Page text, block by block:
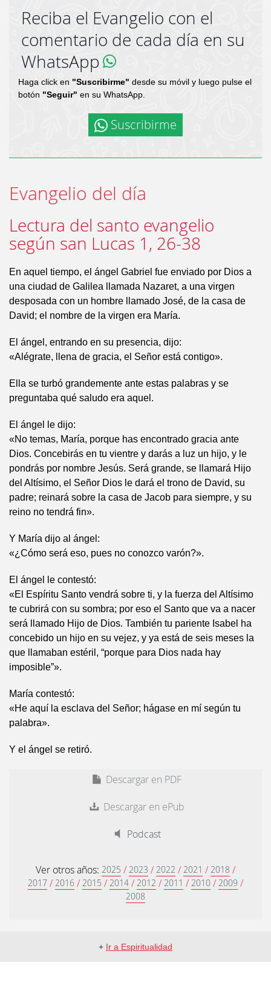
Reciba el Evangelio con el
comentario de cada día en su
WhatsApp
Haga click en "Suscribirme" desde su móvil y luego pulse el
botón "Seguir" en su WhatsApp.
Suscribirme
Evangelio del día
Lectura del santo evangelio
según san Lucas 1, 26-38
En aquel tiempo, el ángel Gabriel fue enviado por Dios a
una ciudad de Galilea llamada Nazaret, a una virgen
desposada con un hombre llamado José, de la casa de
David; el nombre de la virgen era María.
El ángel, entrando en su presencia, dijo:
«Alégrate, llena de gracia, el Señor está contigo».
Ella se turbó grandemente ante estas palabras y se
preguntaba qué saludo era aquel.
El ángel le dijo:
«No temas, María, porque has encontrado gracia ante
Dios. Concebirás en tu vientre y darás a luz un hijo, y le
pondrás por nombre Jesús. Será grande, se llamará Hijo
del Altísimo, el Señor Dios le dará el trono de David, su
padre; reinará sobre la casa de Jacob para siempre, y su
reino no tendrá fin».
Y María dijo al ángel:
«¿Cómo será eso, pues no conozco varón?».
El ángel le contestó:
«El Espíritu Santo vendrá sobre ti, y la fuerza del Altísimo
te cubrirá con su sombra; por eso el Santo que va a nacer
será llamado Hijo de Dios. También tu pariente Isabel ha
concebido un hijo en su vejez, y ya está de seis meses la
que llamaban estéril, “porque para Dios nada hay
imposible”».
María contestó:
«He aquí la esclava del Señor; hágase en mí según tu
palabra».
Y el ángel se retiró.
Descargar en PDF
Descargar en ePub
Podcast
Ver otros años: 2025 / 2023 / 2022 / 2021 / 2018 /
2017 / 2016 / 2015 / 2014 / 2012 / 2011 / 2010 / 2009 /
2008
+ Ir a Espiritualidad